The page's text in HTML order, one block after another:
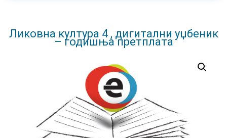
Ликовна култура 4 , дигитални уџбеник
– годишња претплата